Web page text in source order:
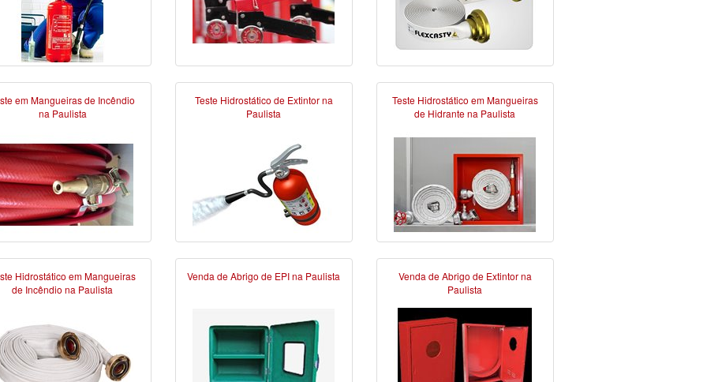
em Mangueiras de Incêndio
na Paulista
Teste Hidrostático de Extintor na
Paulista
Teste Hidrostático em Mangueiras
de Hidrante na Paulista
Hidrostático em Mangueiras
de Incêndio na Paulista
Venda de Abrigo de EPI na Paulista
Venda de Abrigo de Extintor na
Paulista